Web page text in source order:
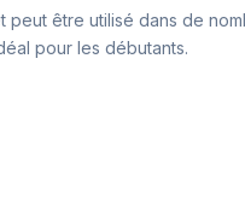
être utilisé dans de
pour les débutants.